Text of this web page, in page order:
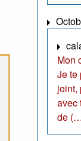
Mon
Je te
joint,
avec
de